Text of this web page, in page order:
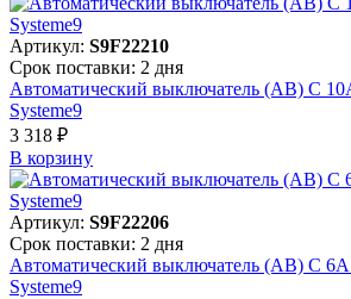
Артикул: S9F22210
Срок поставки: 2 дня
Автоматический выключатель (АВ) C
Systeme9
3 318 ₽
В корзинy
Артикул: S9F22206
Срок поставки: 2 дня
Автоматический выключатель (АВ) C
Systeme9